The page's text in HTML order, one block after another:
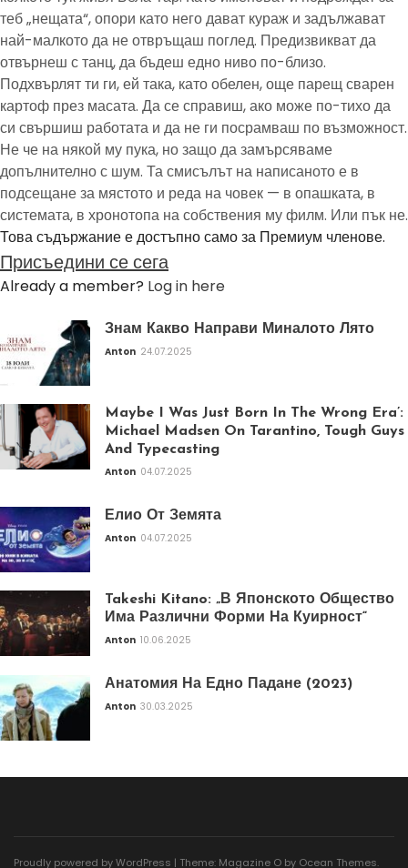
теб „нещата“, опори като него дават кураж и задължават
най-малкото да не отвръщаш поглед. Предизвикват да
отвърнеш с танц, да бъдеш едно ниво по-близо.
Подхвърлят ти ги, ей така, като обелен, още парещ сварен
картоф през масата. Да се справиш, ако може по-тихо да
си свършиш работата и да не ги посрамваш по възможност.
Не че на някой му пука, но защо да замърсяваме
допълнително с шум. Та смисълът на написаното е в
подсещане за мястото и реда на човек — в опашката, в
системата, в хронотопа на собствения му филм. Или пък не.
Това съдържание е достъпно само за Премиум членове.
Присъедини се сега
Already a member? Log in here
Знам Какво Направи Миналото Лято
Anton 24.07.2025
Maybe I Was Just Born In The Wrong Era’:
Michael Madsen On Tarantino, Tough Guys
And Typecasting
Anton 04.07.2025
Елио От Земята
Anton 04.07.2025
Takeshi Kitano: „В Японското Общество
Има Различни Форми На Куирност“
Anton 10.06.2025
Анатомия На Едно Падане (2023)
Anton 30.03.2025
Proudly powered by WordPress | Theme: Magazine O by Ocean Themes.